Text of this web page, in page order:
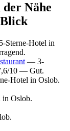
Nähe
Sterne-Hotel in
— 3-
10 — Gut.
Hotel in Oslob.
Oslob.